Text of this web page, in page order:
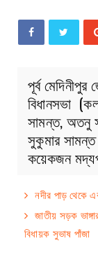
পূর্ব
বিধানসভা
সামন্ত, অতনু
সুকুমার সামন্ত
কয়েকজন
নদীর পাড় থেকে
জাতীয় সড়ক
বিধায়ক সুভাষ পাঁজা